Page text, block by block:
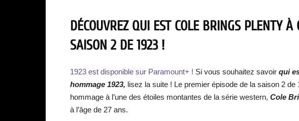
DÉCOUVREZ QUI EST COLE BRINGS PLENTY
SAISON 2 DE 1923 !
1923 est disponible sur Paramount+ ! Si vous souhaitez savoir qui
hommage 1923, lisez la suite ! Le premier épisode de la saison 2 de
hommage à l’une des étoiles montantes de la série western, Cole
à l’âge de 27 ans.